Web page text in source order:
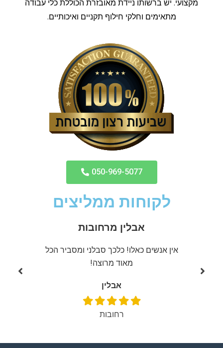
מקצועי. יש ברשותו ניידת מאובזרת הכוללת כלי עבודה
מתאימים וחלקי חילוף תקניים ואיכותיים.
050-969-5077
לקוחות ממליצים
אבלין מרחובות
אין אנשים כאלו! כלכך סבלני ומסביר הכל
מאוד מרוצה!
אבלין
רחובות